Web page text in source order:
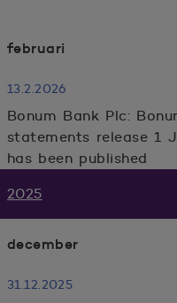
februari
13.2.2026
Bonum Bank Plc:
statements release 1
has been published
2025
december
31.12.2025